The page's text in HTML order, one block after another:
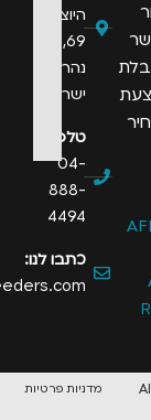
69,
פרטיות